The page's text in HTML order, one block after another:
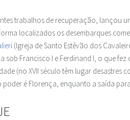
trabalhos de recuperação, lançou
localizados os desembarques
(Igreja de Santo Estêvão dos
Francisco I e Ferdinand I, o que
(no XVII século têm lugar
é Florença, enquanto a saída